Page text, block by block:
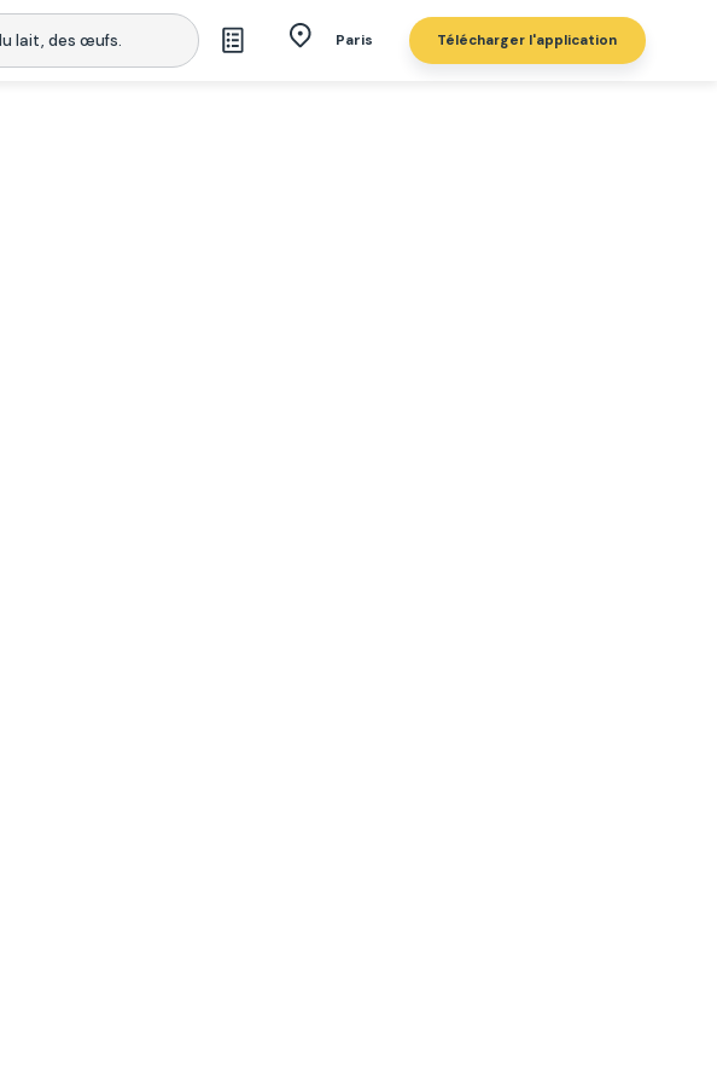
Paris Télécharger l'application